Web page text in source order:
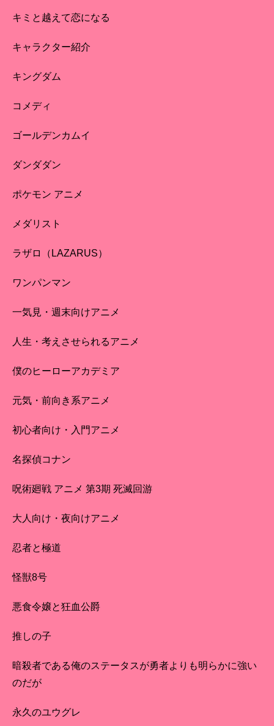
キミと越えて恋になる
キャラクター紹介
キングダム
コメディ
ゴールデンカムイ
ダンダダン
ポケモン アニメ
メダリスト
ラザロ（LAZARUS）
ワンパンマン
一気見・週末向けアニメ
人生・考えさせられるアニメ
僕のヒーローアカデミア
元気・前向き系アニメ
初心者向け・入門アニメ
名探偵コナン
呪術廻戦 アニメ 第3期 死滅回游
大人向け・夜向けアニメ
忍者と極道
怪獣8号
悪食令嬢と狂血公爵
推しの子
暗殺者である俺のステータスが勇者よりも明らかに強い
のだが
永久のユウグレ